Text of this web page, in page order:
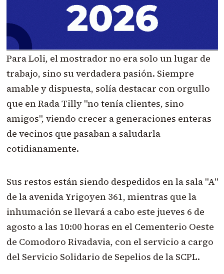
Para Loli, el mostrador no era solo un lugar de
trabajo, sino su verdadera pasión. Siempre
amable y dispuesta, solía destacar con orgullo
que en Rada Tilly "no tenía clientes, sino
amigos", viendo crecer a generaciones enteras
de vecinos que pasaban a saludarla
cotidianamente.
Sus restos están siendo despedidos en la sala "A"
de la avenida Yrigoyen 361, mientras que la
inhumación se llevará a cabo este jueves 6 de
agosto a las 10:00 horas en el Cementerio Oeste
de Comodoro Rivadavia, con el servicio a cargo
del Servicio Solidario de Sepelios de la SCPL.